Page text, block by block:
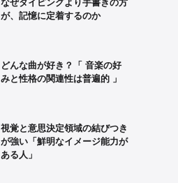
が、記憶に定着するのか
どんな曲が好き？「 音楽の好
みと性格の関連性は普遍的 」
視覚と意思決定領域の結びつき
が強い「鮮明なイメージ能力が
ある人」